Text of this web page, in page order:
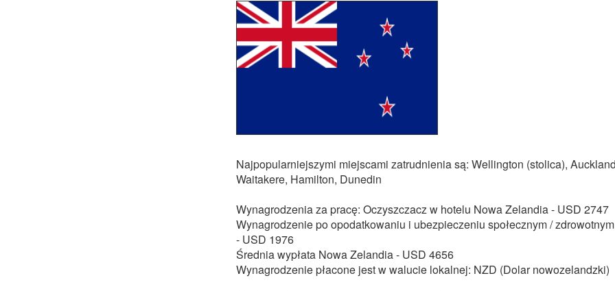
Najpopularniejszymi miejscami zatrudnienia są: Wellington (stolica),
Waitakere, Hamilton, Dunedin
Wynagrodzenia za pracę: Oczyszczacz w hotelu Nowa Zelandia - USD 2747
Wynagrodzenie po opodatkowaniu i ubezpieczeniu społecznym /
- USD 1976
Średnia wypłata Nowa Zelandia - USD 4656
Wynagrodzenie płacone jest w walucie lokalnej: NZD (Dolar nowozelandzki)